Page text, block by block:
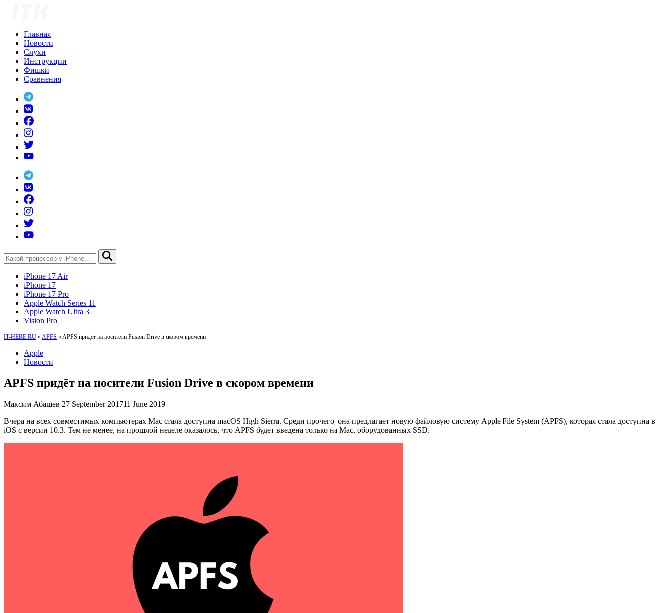
Главная
Новости
Слухи
Инструкции
Фишки
Сравнения
iPhone 17 Air
iPhone 17
iPhone 17 Pro
Apple Watch Series 11
Apple Watch Ultra 3
Vision Pro
IT-HERE.RU » APFS » APFS придёт на носители Fusion Drive в скором времени
Apple
Новости
APFS придёт на носители Fusion Drive в скором времени
Максим Абашев 27 September 201711 June 2019
Вчера на всех совместимых компьютерах Mac стала доступна macOS High Sierra. Среди прочего, она предлагает новую файловую систему Apple File System (APFS), которая стала доступна в
iOS с версии 10.3. Тем не менее, на прошлой неделе оказалось, что APFS будет введена только на Mac, оборудованных SSD.